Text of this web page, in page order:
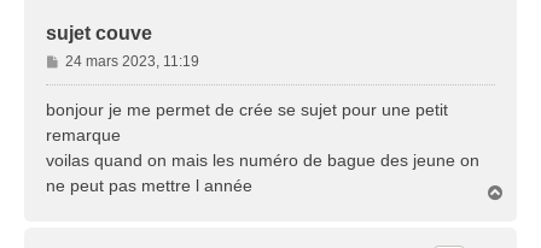
sujet couve
M
e
s
g
e
24 mars 2023, 11:19
bonjour je me permet de crée se sujet pour une petit
remarque
voilas quand on mais les numéro de bague des jeune on
ne peut pas mettre l année